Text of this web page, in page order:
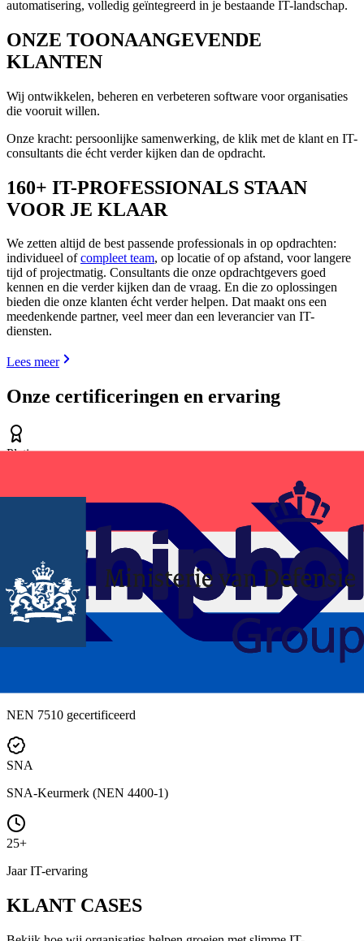
automatisering, volledig geïntegreerd in je bestaande IT-landschap.
ONZE TOONAANGEVENDE
KLANTEN
Wij ontwikkelen, beheren en verbeteren software voor organisaties
die vooruit willen.
Onze kracht: persoonlijke samenwerking, de klik met de klant en IT-
consultants die écht verder kijken dan de opdracht.
160+ IT-PROFESSIONALS STAAN
VOOR JE KLAAR
We zetten altijd de best passende professionals in op opdrachten:
individueel ofcompleet team, op locatie of op afstand, voor langere
tijd of projectmatig. Consultants die onze opdrachtgevers goed
kennen en die verder kijken dan de vraag. En die zo oplossingen
bieden die onze klanten écht verder helpen. Dat maakt ons een
meedenkende partner, veel meer dan een leverancier van IT-
diensten.
Lees meer
Onze certificeringen en ervaring
Platinum
ISO 9001 gecertificeerd
27001
ISO 27001 gecertificeerd
NEN 7510 gecertificeerd
SNA
SNA-Keurmerk (NEN 4400-1)
25+
Jaar IT-ervaring
KLANT CASES